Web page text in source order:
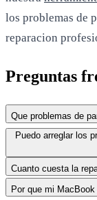
los problemas de
reparacion
Preguntas
Que problemas de
Puedo arreglar los
Cuanto cuesta la
Por que mi